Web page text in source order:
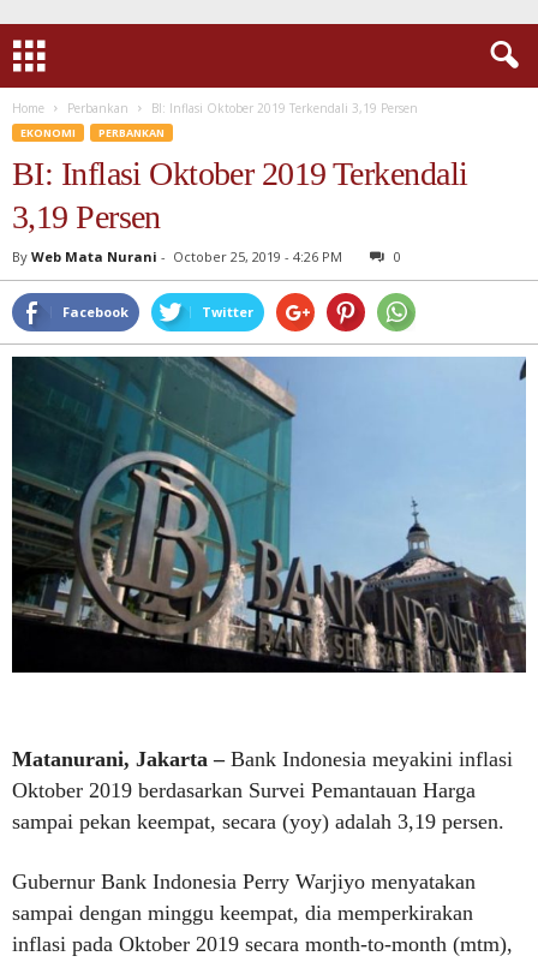
Home Perbankan BI: Inflasi Oktober 2019 Terkendali 3,19 Persen
EKONOMI PERBANKAN
BI: Inflasi Oktober 2019 Terkendali
3,19 Persen
By Web Mata Nurani - October 25, 2019 - 4:26 PM 0
Facebook Twitter
Matanurani, Jakarta –Bank Indonesia meyakini inflasi
Oktober 2019 berdasarkan Survei Pemantauan Harga
sampai pekan keempat, secara (yoy) adalah 3,19 persen.
Gubernur Bank Indonesia Perry Warjiyo menyatakan
sampai dengan minggu keempat, dia memperkirakan
inflasi pada Oktober 2019 secara month-to-month (mtm),